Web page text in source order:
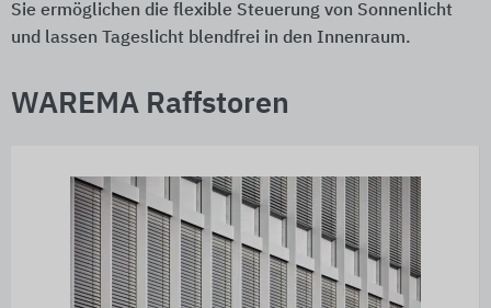
Sie ermöglichen die flexible Steuerung von Sonnenlicht
und lassen Tageslicht blendfrei in den Innenraum.
WAREMA Raffstoren